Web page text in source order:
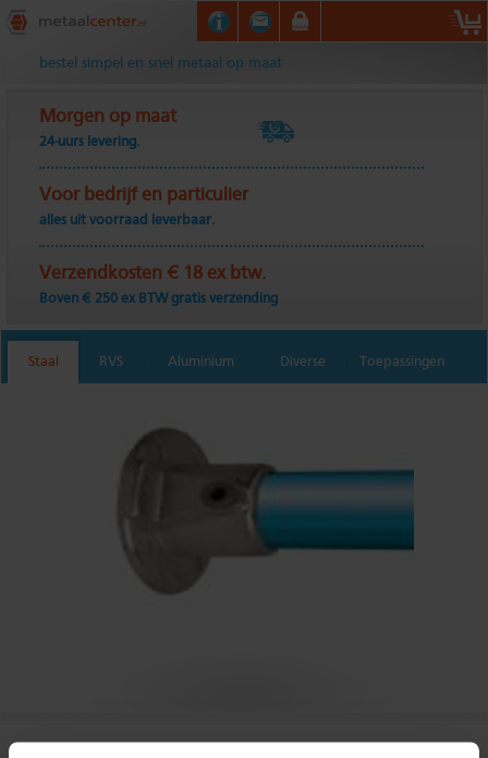
Metaalcenter.nl
bestel simpel en snel metaal op maat
Morgen op maat
24-uurs levering.
Voor bedrijf en particulier
alles uit voorraad leverbaar.
Verzendkosten € 18 ex btw.
Boven € 250 ex BTW gratis verzending
Staal RVS Aluminium Diverse Toepassingen